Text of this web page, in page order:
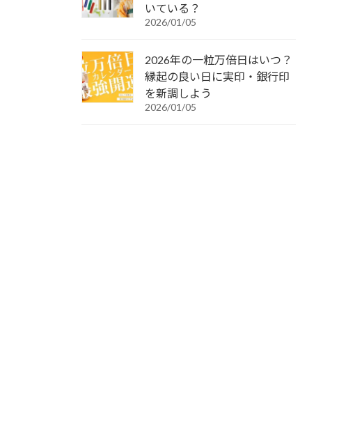
いている？
2026/01/05
2026年の一粒万倍日はいつ？
縁起の良い日に実印・銀行印
を新調しよう
2026/01/05